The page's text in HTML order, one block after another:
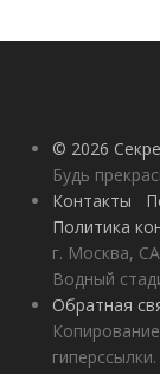
© 2026
Будь
Контакты
Политика
г. Москва,
Водный
Обратная
гиперссылки.